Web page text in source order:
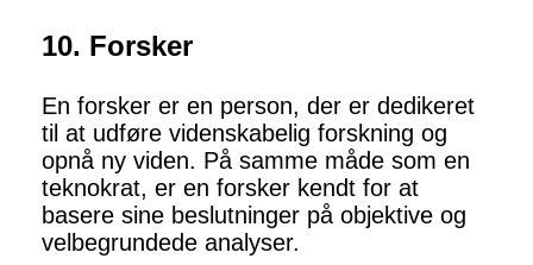
10. Forsker
En forsker er en person, der er dedikeret
til at udføre videnskabelig forskning og
opnå ny viden. På samme måde som en
teknokrat, er en forsker kendt for at
basere sine beslutninger på objektive og
velbegrundede analyser.